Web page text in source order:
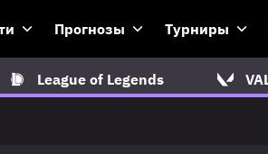
Прогнозы Турниры
League of Legends